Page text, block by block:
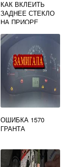
КАК ВКЛЕИТЬ
ЗАДНЕЕ СТЕКЛО
НА ПРИОРЕ
ОШИБКА 1570
ГРАНТА